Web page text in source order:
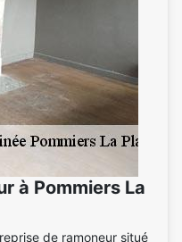
à Pommiers La
de ramoneur situé